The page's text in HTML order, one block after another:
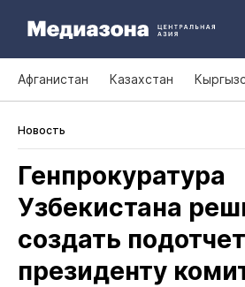
Афганистан Казахстан
Новость
Генпрокуратура
Узбекистана
создать
президенту